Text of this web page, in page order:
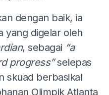
dengan baik, ia
yang digelar oleh
, sebagai “a
progress”selepas
skuad berbasikal
Olimpik Atlanta